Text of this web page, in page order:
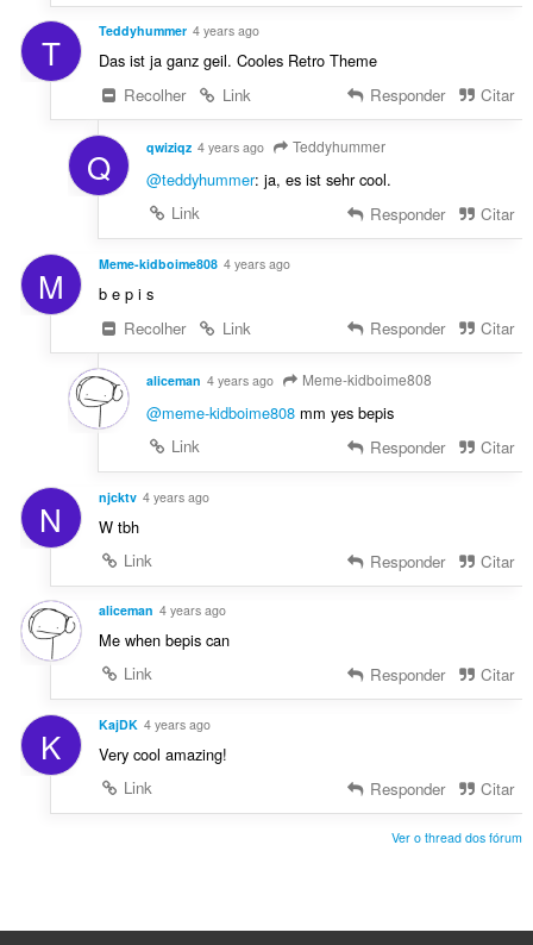
T Teddyhummer 4 years ago
Das ist ja ganz geil. Cooles Retro Theme
Recolher
Link Responder Citar
Q qwiziqz 4 years ago Teddyhummer
@teddyhummer: ja, es ist sehr cool.
Link
Responder Citar
M Meme-kidboime808 4 years ago
b e p i s
Recolher
Link Responder Citar
aliceman 4 years ago Meme-kidboime808
@meme-kidboime808mm yes bepis
Link
Responder Citar
N njcktv 4 years ago
W tbh
Link
Responder Citar
aliceman 4 years ago
Me when bepis can
Link
Responder Citar
K KajDK 4 years ago
Very cool amazing!
Link
Responder Citar
Ver o thread dos fórum